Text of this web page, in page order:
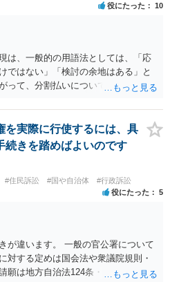
役にたった 10
は、一般的の用語法としては、「応
ではない」「検討の余地はある」と
って、分割払いについて、直ちに拒
といって、分割案に合意したという
書士の発言も、「分割案を検討する
方本人と協議したうえで行う」とい
れます。 司法書士が窓口になってい
人に直接連絡するのではなく、司法
切な対応となります。直接交渉を続
受け取られ、かえって交渉がこじれ
は、分割払いを希望する理由、頭金
遅れた場合の扱いなどを整理し、書
を実際に行使するには、具
続きを踏めばよいのです
#住民訴訟 #国や自治体 #行政訴訟
役にたった 5
が違います。 一般の官公署について
対する定めは国会法や衆議院規則・
願は地方自治法124条・125条が定め